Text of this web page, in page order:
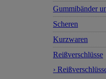
Gummibänder
Scheren
Kurzwaren
Reißverschlüsse
›